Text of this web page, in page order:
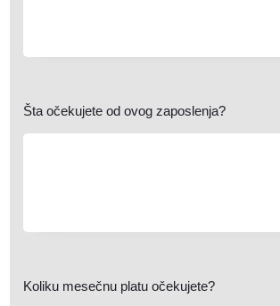
Šta očekujete od ovog zaposlenja?
Koliku mesečnu platu očekujete?